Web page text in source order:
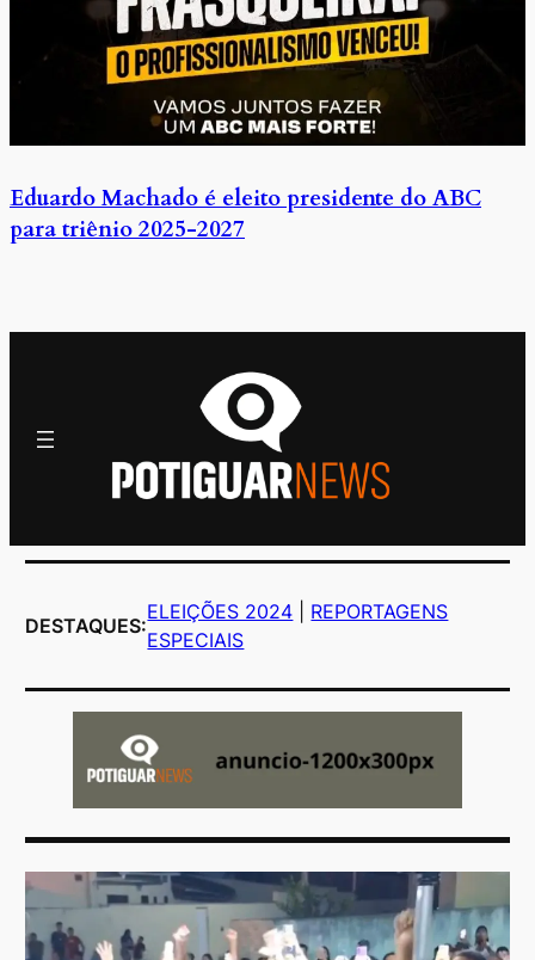
Eduardo Machado é eleito presidente do ABC
para triênio 2025-2027
DESTAQUES:
ELEIÇÕES 2024
REPORTAGENS
ESPECIAIS